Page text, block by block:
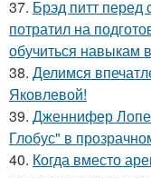
37. Брэд питт перед
потратил на
обучиться навыкам
38. Делимся
Яковлевой!
39. Дженнифер
Глобус" в
40. Когда вместо